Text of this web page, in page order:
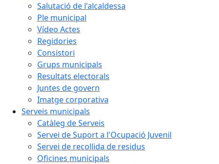
Salutació de l'alcaldessa
Ple municipal
Vídeo Actes
Regidories
Consistori
Grups municipals
Resultats electorals
Juntes de govern
Imatge corporativa
Serveis municipals
Catàleg de Serveis
Servei de Suport a l'Ocupació Juvenil
Servei de recollida de residus
Oficines municipals